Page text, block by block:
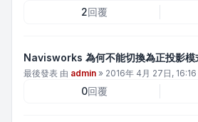
2回覆
Navisworks 為何不能切換為正投影模
最後發表 由 admin » 2016年 4月 27日, 16:16
0回覆